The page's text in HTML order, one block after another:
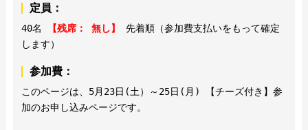
定員：
40名 【残席： 無し】
先着順（参加費支払いをもって確定
します）
参加費：
このページは、5月23日(土）～25日(月) 【チーズ付き】参
加のお申し込みページです。